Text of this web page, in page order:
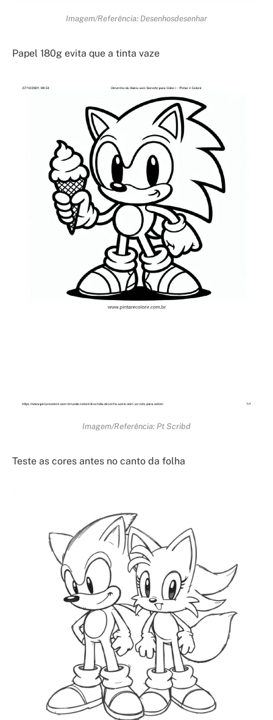
Imagem/Referência: Desenhosdesenhar
Papel 180g evita que a tinta vaze
Imagem/Referência: Pt Scribd
Teste as cores antes no canto da folha